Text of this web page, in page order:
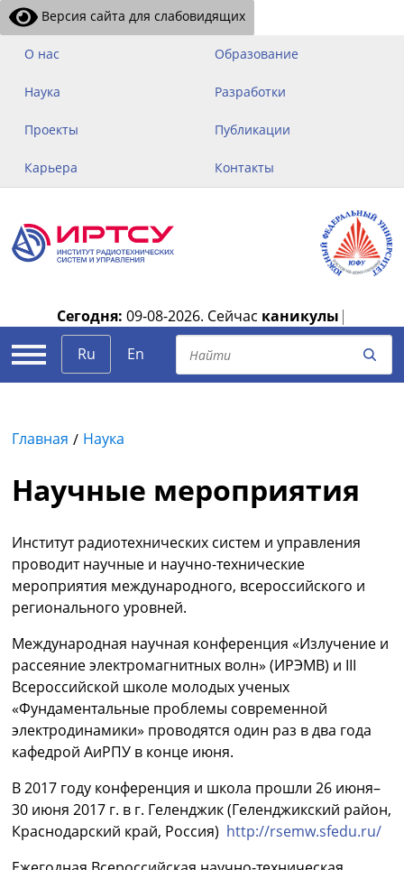
Версия сайта для слабовидящих
О нас Образование
Наука Разработки
Проекты Публикации
Карьера Контакты
Сегодня: 09-08-2026. Сейчас каникулы |
Ru
En
Главная Наука
Научные мероприятия
Институт радиотехнических систем и управления
проводит научные и научно-технические
мероприятия международного, всероссийского и
регионального уровней.
Международная научная конференция «Излучение и
рассеяние электромагнитных волн» (ИРЭМВ) и III
Всероссийской школе молодых ученых
«Фундаментальные проблемы современной
электродинамики» проводятся один раз в два года
кафедрой АиРПУ в конце июня.
В 2017 году конференция и школа прошли 26 июня–
30 июня 2017 г. в г. Геленджик (Геленджикский район,
Краснодарский край, Россия) http://rsemw.sfedu.ru/